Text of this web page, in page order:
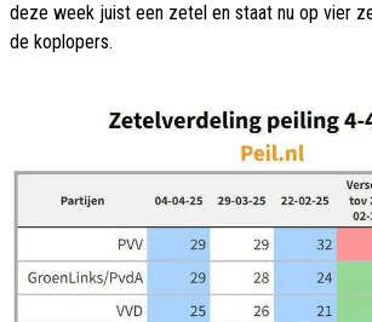
deze week juist een zetel en staat nu op vier
de koplopers.